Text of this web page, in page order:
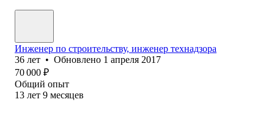
Инженер по строительству, инженер технадзора
36 лет • Обновлено 1 апреля 2017
70 000 ₽
Общий опыт
13 лет 9 месяцев